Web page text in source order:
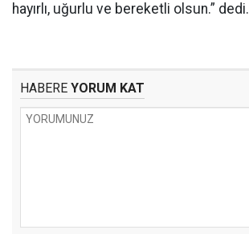
hayırlı, uğurlu ve bereketli olsun.” dedi.
HABERE YORUM KAT